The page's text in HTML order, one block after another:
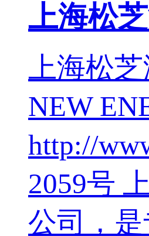
上海松
上海松
NEW
http://
2059号
公司，